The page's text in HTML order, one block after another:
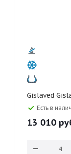
Есть в
13 010